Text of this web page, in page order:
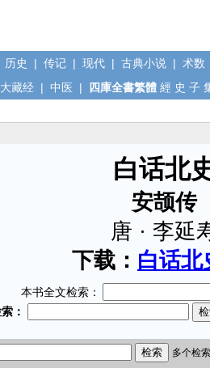
历史 | 传记 | 现代 | 古典小说 | 术数
大藏经 | 中医 | 四庫全書繁體 經 史 子
白话北
安颉传
唐 · 李延
下载： 白话
本书全文检索：